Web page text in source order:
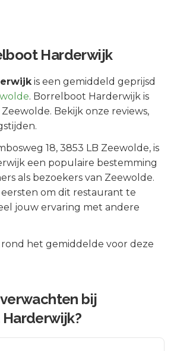
Harderwijk
is een gemiddeld geprijsd
. Borrelboot Harderwijk is
Bekijk onze reviews,
18, 3853 LB Zeewolde, is
een populaire bestemming
als bezoekers van Zeewolde.
eersten om dit restaurant te
jouw ervaring met andere
het gemiddelde voor deze
bij
?